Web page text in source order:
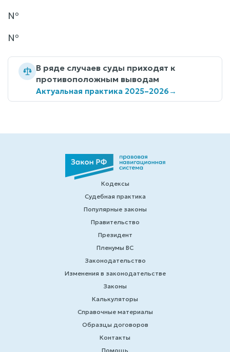
№
№
В ряде случаев суды приходят к
противоположным выводам
Актуальная практика 2025–2026→
Кодексы
Судебная практика
Популярные законы
Правительство
Президент
Пленумы ВС
Законодательство
Изменения в законодательстве
Законы
Калькуляторы
Справочные материалы
Образцы договоров
Контакты
Помощь